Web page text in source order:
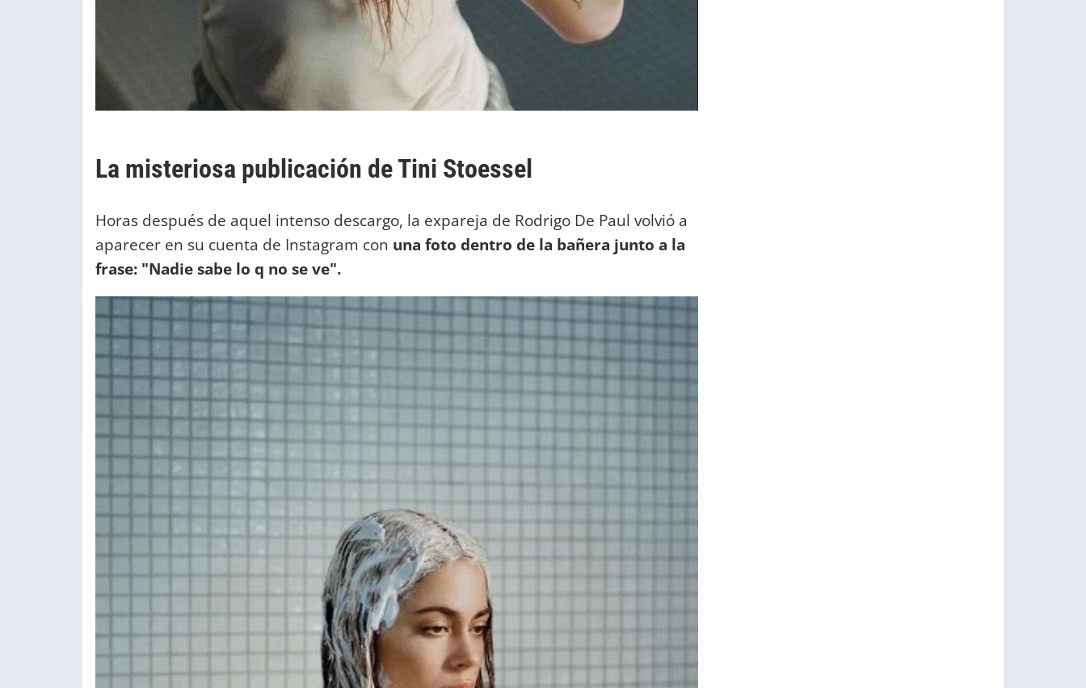
La misteriosa publicación de Tini Stoessel
Horas después de aquel intenso descargo, la expareja de Rodrigo De Paul volvió a
aparecer en su cuenta de Instagram con una foto dentro de la bañera junto a la
frase: "Nadie sabe lo q no se ve".